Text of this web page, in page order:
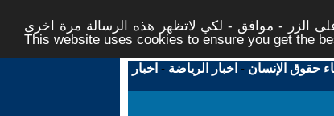
الزر - موافق - لكي لاتظهر هذه الرسالة مرة اخرى -
This website uses cookies to ensure you get the
حقوق الإنسان - اخبار الرياضة - اخبار